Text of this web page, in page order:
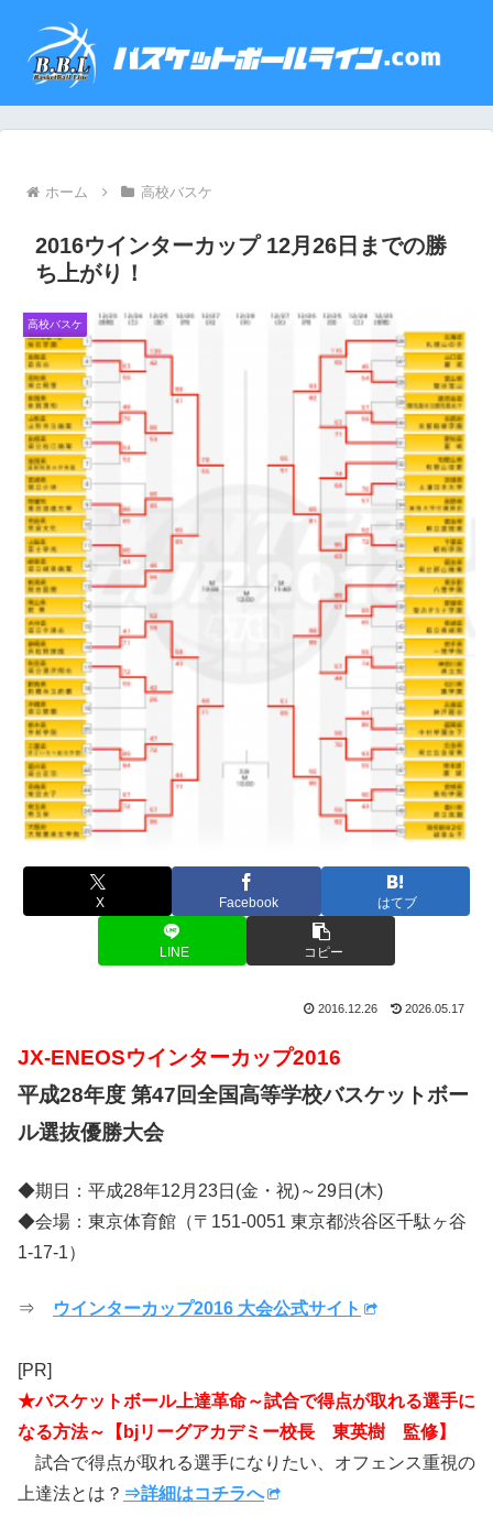
ホーム 高校バスケ
2016ウインターカップ 12月26日までの勝
ち上がり！
高校バスケ
X Facebook はてブ
LINE コピー
2016.12.26 2026.05.17
JX-ENEOSウインターカップ2016
平成28年度 第47回全国高等学校バスケットボー
ル選抜優勝大会
◆期日：平成28年12月23日(金・祝)～29日(木)
◆会場：東京体育館（〒151-0051 東京都渋谷区千駄ヶ谷
1-17-1）
⇒ ウインターカップ2016 大会公式サイト
[PR]
★バスケットボール上達革命～試合で得点が取れる選手に
なる方法～【bjリーグアカデミー校長 東英樹 監修】
試合で得点が取れる選手になりたい、オフェンス重視の
上達法とは？ ⇒詳細はコチラへ